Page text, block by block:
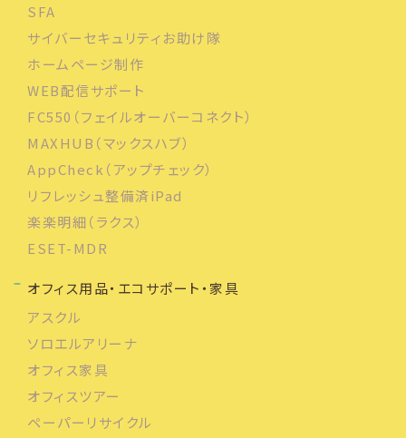
SFA
サイバーセキュリティお助け隊
ホームページ制作
WEB配信サポート
FC550（フェイルオーバーコネクト）
MAXHUB（マックスハブ）
AppCheck（アップチェック）
リフレッシュ整備済iPad
楽楽明細（ラクス）
ESET-MDR
オフィス用品・エコサポート・家具
アスクル
ソロエルアリーナ
オフィス家具
オフィスツアー
ペーパーリサイクル